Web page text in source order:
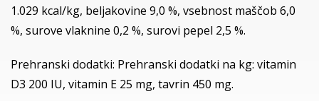
1.029 kcal/kg, beljakovine 9,0 %, vsebnost maščob 6,0
%, surove vlaknine 0,2 %, surovi pepel 2,5 %.
Prehranski dodatki: Prehranski dodatki na kg: vitamin
D3 200 IU, vitamin E 25 mg, tavrin 450 mg.